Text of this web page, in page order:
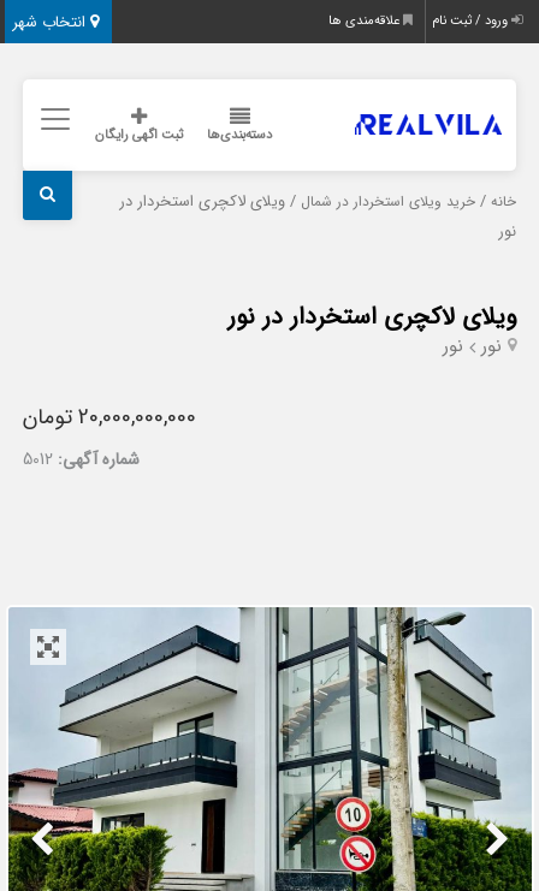
انتخاب شهر ورود / ثبت نام علاقه‌مندی ها
دسته‌بندی‌ها ثبت اگهی رایگان
خانه /خرید ویلای استخردار در شمال / ویلای لاکچری استخردار در
نور
ویلای لاکچری استخردار در نور
نور نور
20,000,000,000 تومان
شماره آگهی: 5012